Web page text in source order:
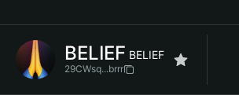
简体中文
繁體中文
BELIEF BELIEF
29CWsq...brrr